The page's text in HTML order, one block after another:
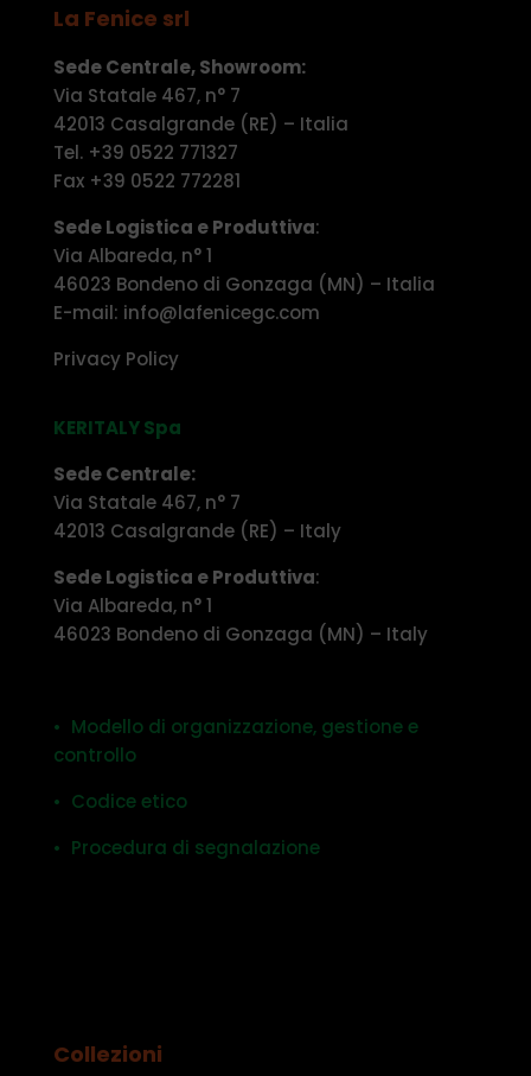
La Fenice srl
Sede Centrale, Showroom:
Via Statale 467, n° 7
42013 Casalgrande (RE) – Italia
Tel. +39 0522 771327
Fax +39 0522 772281
Sede Logistica e Produttiva:
Via Albareda, n° 1
46023 Bondeno di Gonzaga (MN) – Italia
E-mail: info@lafenicegc.com
Privacy Policy
KERITALY Spa
Sede Centrale:
Via Statale 467, n° 7
42013 Casalgrande (RE) – Italy
Sede Logistica e Produttiva:
Via Albareda, n° 1
46023 Bondeno di Gonzaga (MN) – Italy
• Modello di organizzazione, gestione e
controllo
• Codice etico
• Procedura di segnalazione
Collezioni